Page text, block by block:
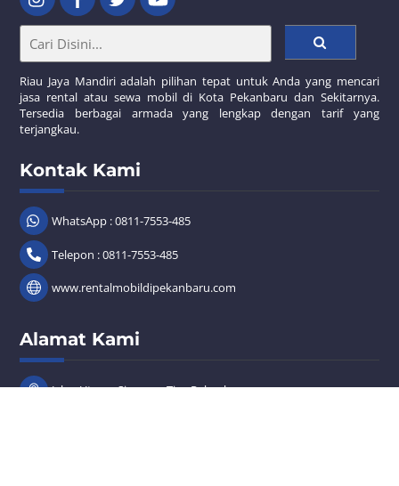
Riau Jaya Mandiri adalah pilihan tepat untuk Anda yang mencari
jasa rental atau sewa mobil di Kota Pekanbaru dan Sekitarnya.
Tersedia berbagai armada yang lengkap dengan tarif yang
terjangkau.
Kontak Kami
WhatsApp : 0811-7553-485
Telepon : 0811-7553-485
www.rentalmobildipekanbaru.com
Alamat Kami
Jalan Utama Simpang Tiga Pekanbaru